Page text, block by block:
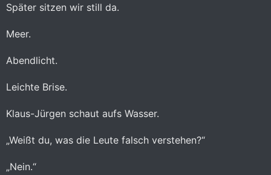
Später sitzen wir still da.
Meer.
Abendlicht.
Leichte Brise.
Klaus-Jürgen schaut aufs Wasser.
„Weißt du, was die Leute falsch verstehen?“
„Nein.“